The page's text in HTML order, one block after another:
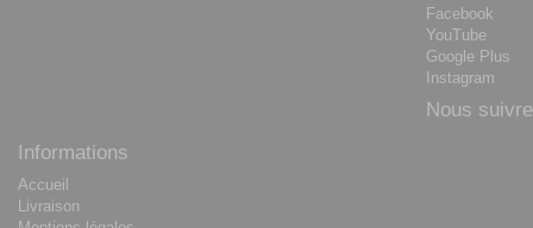
Facebook
YouTube
Google Plus
Instagram
Nous suivre
Informations
Accueil
Livraison